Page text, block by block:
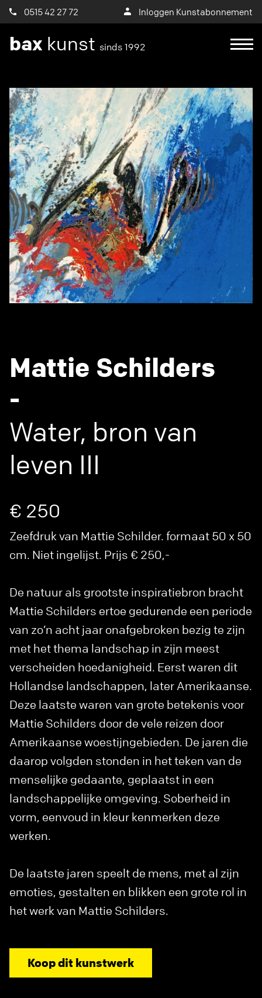
0515 42 27 72 Inloggen Kunstabonnement
bax kunst sinds 1992
Mattie Schilders
-
Water, bron van
leven III
€ 250
Zeefdruk van Mattie Schilder. formaat 50 x 50
cm. Niet ingelijst. Prijs € 250,-
De natuur als grootste inspiratiebron bracht
Mattie Schilders ertoe gedurende een periode
van zo’n acht jaar onafgebroken bezig te zijn
met het thema landschap in zijn meest
verscheiden hoedanigheid. Eerst waren dit
Hollandse landschappen, later Amerikaanse.
Deze laatste waren van grote betekenis voor
Mattie Schilders door de vele reizen door
Amerikaanse woestijngebieden. De jaren die
daarop volgden stonden in het teken van de
menselijke gedaante, geplaatst in een
landschappelijke omgeving. Soberheid in
vorm, eenvoud in kleur kenmerken deze
werken.
De laatste jaren speelt de mens, met al zijn
emoties, gestalten en blikken een grote rol in
het werk van Mattie Schilders.
Koop dit kunstwerk